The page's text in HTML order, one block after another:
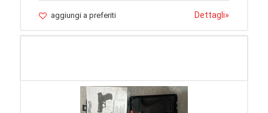
aggiungi a preferiti Dettagli»